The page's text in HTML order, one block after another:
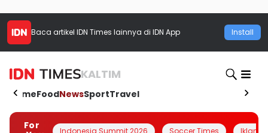
Baca artikel IDN Times lainnya di IDN App Install
KALTIM
HomeFoodNewsSportTravel
For
Indonesia Summit 2026 Soccer Times Iklanin